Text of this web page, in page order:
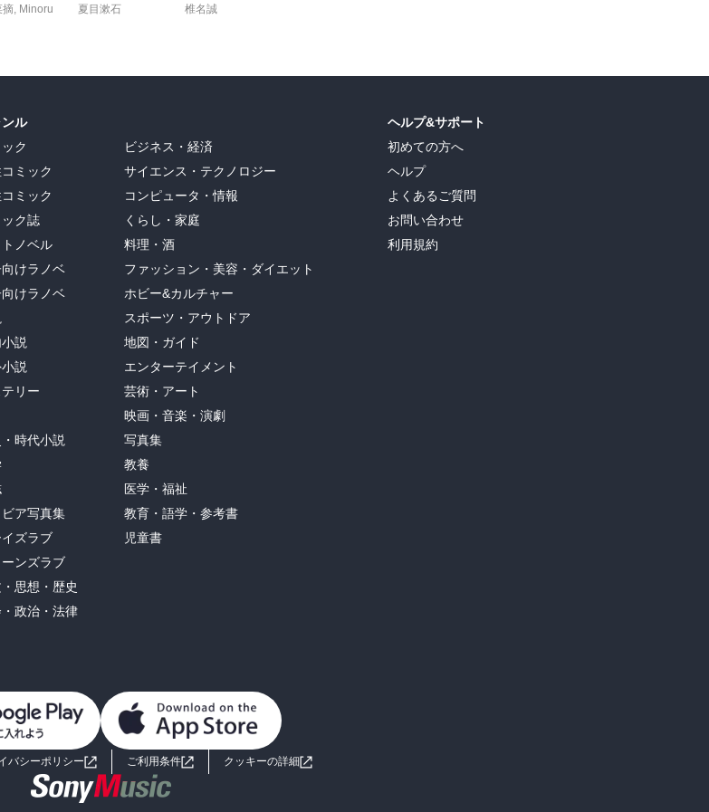
摘, Minoru
夏目漱石
椎名誠
ル
ク
ミック
ミック
ック誌
ノベル
けラノベ
けラノベ
小説
説
テリー
時代小説
ア写真集
ズラブ
ンズラブ
・思想・歴史
政治・法律
ビジネス・経済
サイエンス・テクノロジー
コンピュータ・情報
くらし・家庭
料理・酒
ファッション・美容・ダイエット
ホビー&カルチャー
スポーツ・アウトドア
地図・ガイド
エンターテイメント
芸術・アート
映画・音楽・演劇
写真集
教養
医学・福祉
教育・語学・参考書
児童書
ヘルプ&サポート
初めての方へ
ヘルプ
よくあるご質問
お問い合わせ
利用規約
バシーポリシー ご利用条件 クッキーの詳細